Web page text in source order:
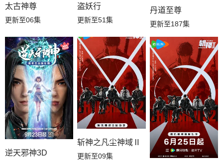
太古神尊
更新至06集
盗妖行
更新至51集
丹道至尊
更新至187集
逆天邪神3D
斩神之凡尘神域Ⅱ
更新至09集